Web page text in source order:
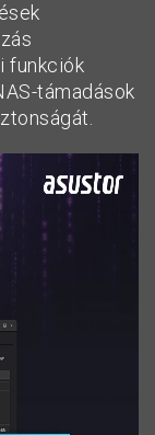
funkciók
támadások